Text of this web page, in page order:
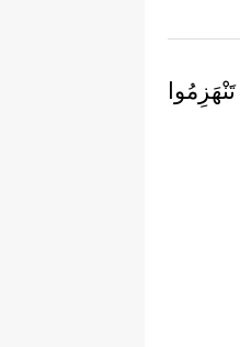
تَنْهَزِمُوا